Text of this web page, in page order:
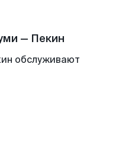
— Пекин
обслуживают